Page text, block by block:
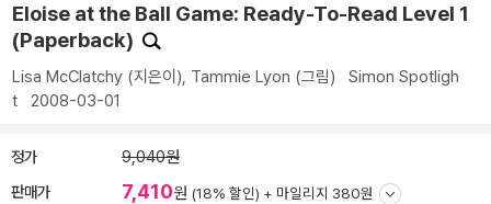
Eloise at the Ball Game: Ready-To-Read Level 1
(Paperback)
Lisa McClatchy (지은이), Tammie Lyon (그림) Simon Spotligh
t 2008-03-01
정가 9,040원
판매가 7,410원 (18% 할인) + 마일리지 380원